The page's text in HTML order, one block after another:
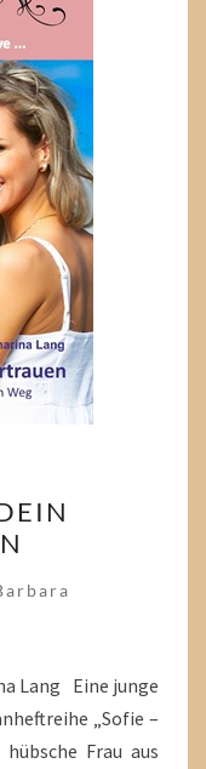
Lang Eine junge
„Sofie –
Frau aus